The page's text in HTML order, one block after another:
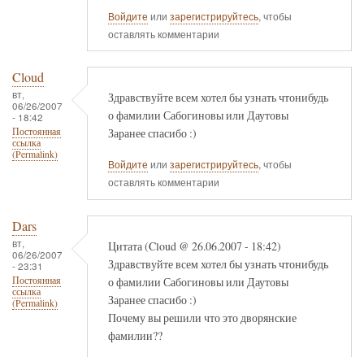
Войдите или зарегистрируйтесь, чтобы
оставлять комментарии
Cloud
вт,
06/26/2007
- 18:42
Постоянная
ссылка
(Permalink)
Здравствуйте всем хотел бы узнать чтонибудь
о фамилии Сабогиновы или Даутовы
Заранее спасибо :)
Войдите или зарегистрируйтесь, чтобы
оставлять комментарии
Dars
вт,
06/26/2007
- 23:31
Постоянная
ссылка
(Permalink)
Цитата (Cloud @ 26.06.2007 - 18:42)
Здравствуйте всем хотел бы узнать чтонибудь
о фамилии Сабогиновы или Даутовы
Заранее спасибо :)
Почему вы решили что это дворянские
фамилии??